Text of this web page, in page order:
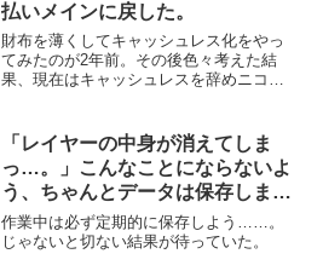
払いメインに戻した。
財布を薄くしてキャッシュレス化をやっ
てみたのが2年前。その後色々考えた結
果、現在はキャッシュレスを辞めニコニ
に散財が増えたからダヨ。
「レイヤーの中身が消えてしま
っ…。」こんなことにならないよ
う、ちゃんとデータは保存しまし
ょうという教訓。
作業中は必ず定期的に保存しよう……。
じゃないと切ない結果が待っていた。